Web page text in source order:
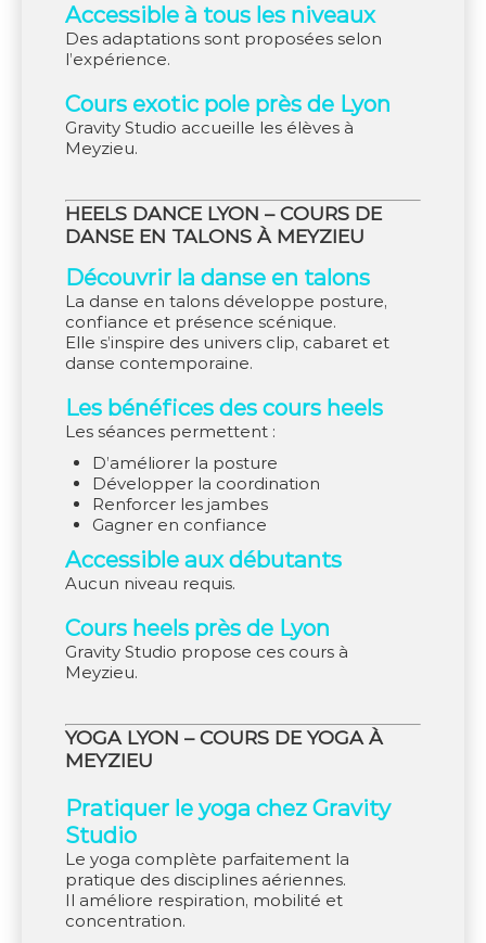
Accessible à tous les niveaux
Des adaptations sont proposées selon
l’expérience.
Cours exotic pole près de Lyon
Gravity Studio accueille les élèves à
Meyzieu.
HEELS DANCE LYON – COURS DE
DANSE EN TALONS À MEYZIEU
Découvrir la danse en talons
La danse en talons développe posture,
confiance et présence scénique.
Elle s’inspire des univers clip, cabaret et
danse contemporaine.
Les bénéfices des cours heels
Les séances permettent :
d’améliorer la posture
développer la coordination
renforcer les jambes
gagner en confiance
Accessible aux débutants
Aucun niveau requis.
Cours heels près de Lyon
Gravity Studio propose ces cours à
Meyzieu.
YOGA LYON – COURS DE YOGA À
MEYZIEU
Pratiquer le yoga chez Gravity
Studio
Le yoga complète parfaitement la
pratique des disciplines aériennes.
Il améliore respiration, mobilité et
concentration.